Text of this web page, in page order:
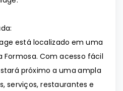
está localizado em uma
Formosa. Com acesso fácil
próximo a uma ampla
serviços, restaurantes e